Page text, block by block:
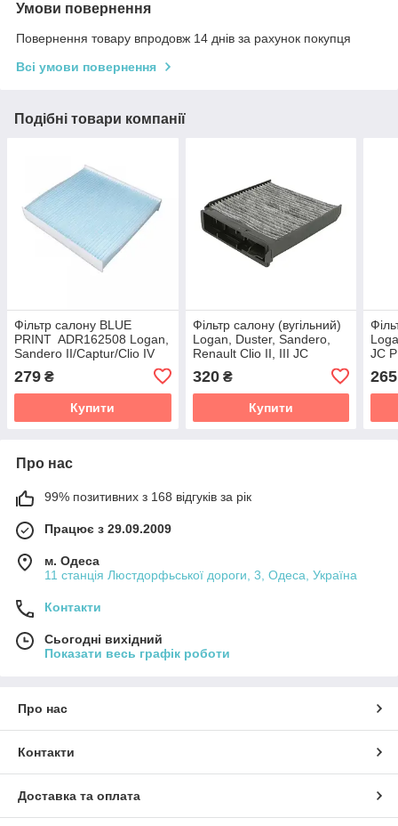
Умови повернення
Повернення товару впродовж 14 днів за рахунок покупця
Всі умови повернення
Подібні товари компанії
Фільтр салону BLUE
PRINT ADR162508 Logan,
Sandero II/Captur/Clio IV
279 ₴
Купити
Фільтр салону (вугільний)
Logan, Duster, Sandero,
Renault Clio II, III JC
320₴
Купити
JC
265
Про нас
99% позитивних з 168 відгуків за рік
Працює з 29.09.2009
м. Одеса
11 станція Люстдорфьської дороги, 3, Одеса, Україна
Контакти
Сьогодні вихідний
Показати весь графік роботи
Про нас
Контакти
Доставка та оплата